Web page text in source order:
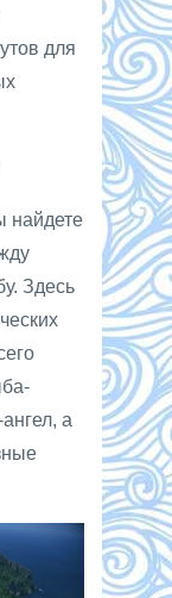
для
найдете
Здесь
а